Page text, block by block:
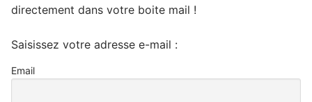
directement dans votre boite mail !
Saisissez votre adresse e-mail :
Email